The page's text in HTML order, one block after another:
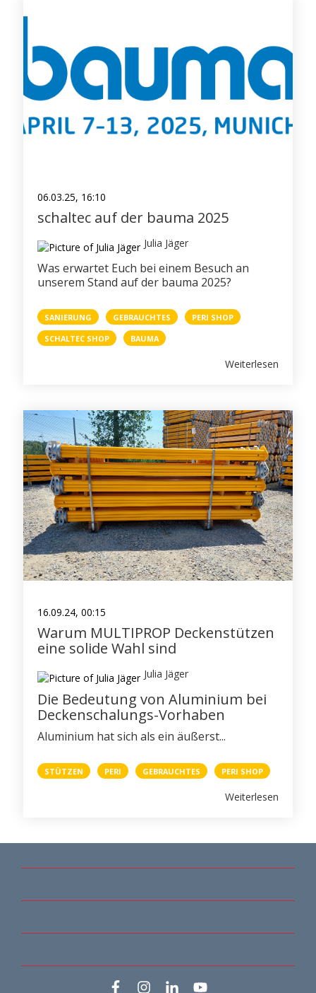
06.03.25, 16:10
schaltec auf der bauma 2025
Julia Jäger
Was erwartet Euch bei einem Besuch an
unserem Stand auf der bauma 2025?
SANIERUNG GEBRAUCHTES
PERI SHOP
SCHALTEC SHOP
BAUMA
Weiterlesen
16.09.24, 00:15
Warum MULTIPROP Deckenstützen
eine solide Wahl sind
Julia Jäger
Die Bedeutung von Aluminium bei
Deckenschalungs-Vorhaben
Aluminium hat sich als ein äußerst...
STÜTZEN PERI GEBRAUCHTES PERI SHOP
Weiterlesen